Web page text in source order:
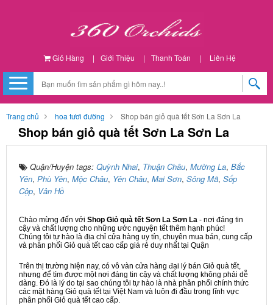
Giỏ Hàng | Giới Thiệu | Thanh Toán | Liên Hệ
Trang chủ hoa tươi đường Shop bán giỏ quà tết Sơn La Sơn La
Shop bán giỏ quà tết Sơn La Sơn La
Quận/Huyện tags: Quỳnh Nhai, Thuận Châu, Mường La, Bắc
Yên, Phù Yên, Mộc Châu, Yên Châu, Mai Sơn, Sông Mã, Sốp
Cộp, Vân Hồ
Chào mừng đến với Shop Giỏ quà tết Sơn La Sơn La - nơi đáng tin
cậy và chất lượng cho những ước nguyện tết thêm hạnh phúc!
Chúng tôi tự hào là địa chỉ cửa hàng uy tín, chuyên mua bán, cung cấp
và phân phối Giỏ quà tết cao cấp giá rẻ duy nhất tại Quận
Trên thị trường hiện nay, có vô vàn cửa hàng đại lý bán Giỏ quà tết,
nhưng để tìm được một nơi đáng tin cậy và chất lượng không phải dễ
dàng. Đó là lý do tại sao chúng tôi tự hào là nhà phân phối chính thức
các mặt hàng Giỏ quà tết tại Việt Nam và luôn đi đầu trong lĩnh vực
phân phối Giỏ quà tết cao cấp.